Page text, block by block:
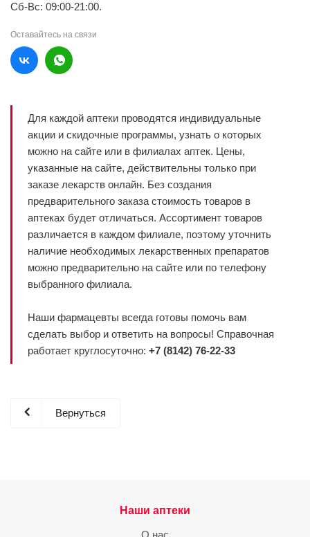
Сб-Вс: 09:00-21:00.
Оставайтесь на связи
Для каждой аптеки проводятся индивидуальные
акции и скидочные программы, узнать о которых
можно на сайте или в филиалах аптек. Цены,
указанные на сайте, действительны только при
заказе лекарств онлайн. Без создания
предварительного заказа стоимость товаров в
аптеках будет отличаться. Ассортимент товаров
различается в каждом филиале, поэтому уточнить
наличие необходимых лекарственных препаратов
можно предварительно на сайте или по телефону
выбранного филиала.
Наши фармацевты всегда готовы помочь вам
сделать выбор и ответить на вопросы! Справочная
работает круглосуточно: +7 (8142) 76-22-33
Вернуться
Наши аптеки
О нас